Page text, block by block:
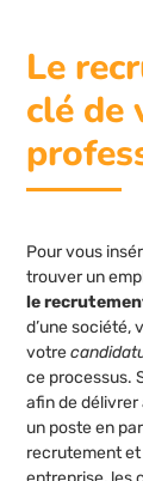
Le
clé de
Pour vous
trouver un
le
d’une société,
votre
ce processus.
afin de
un poste en
recrutement et